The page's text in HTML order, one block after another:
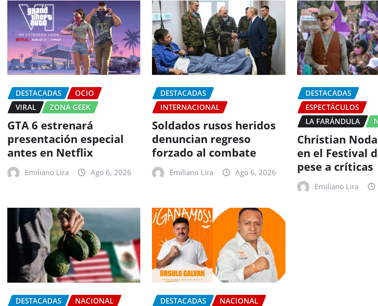
DESTACADAS
OCIO
VIRAL
ZONA GEEK
GTA 6 estrenará
presentación especial
antes en Netflix
Emiliano Lira Ago 6, 2026
DESTACADAS
INTERNACIONAL
Soldados rusos heridos
denuncian regreso
forzado al combate
Emiliano Lira Ago 6, 2026
DESTACADAS
ESPECTÁCULOS
LA FARÁNDULA
Christian
en el Festival
pese a críticas
Emiliano Lira
DESTACADAS NACIONAL DESTACADAS
NACIONAL